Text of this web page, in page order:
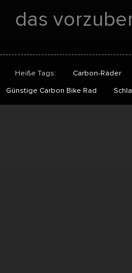
das
Heiße Tags: Carbon-Räder
Günstige Carbon Bike Rad